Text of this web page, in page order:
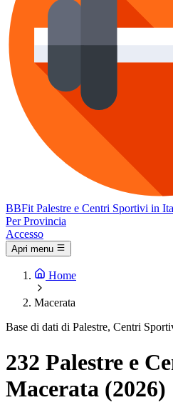
BBFit Palestre e Centri Sportivi in
Per Provincia
Accesso
Apri menu
Home
Macerata
Base di dati di Palestre, Centri
232 Palestre e
Macerata (2026)